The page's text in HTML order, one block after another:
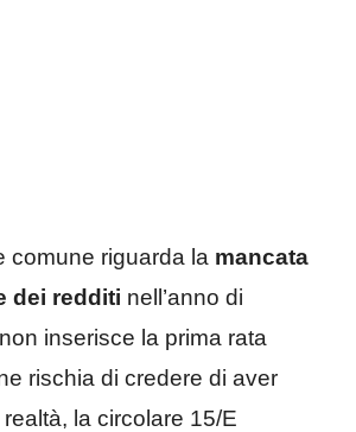
comune riguarda la mancata
dei redditi nell’anno di
inserisce la prima rata
rischia di credere di aver
la circolare 15/E